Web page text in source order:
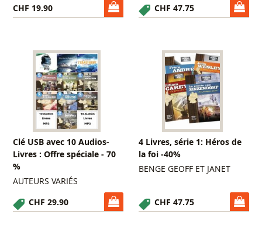
CHF 19.90 CHF 47.75
Clé USB avec 10 Audios-
Livres : Offre spéciale - 70
%
AUTEURS VARIÉS
CHF 29.90
4 Livres, série 1: Héros de
la foi -40%
BENGE GEOFF ET JANET
CHF 47.75